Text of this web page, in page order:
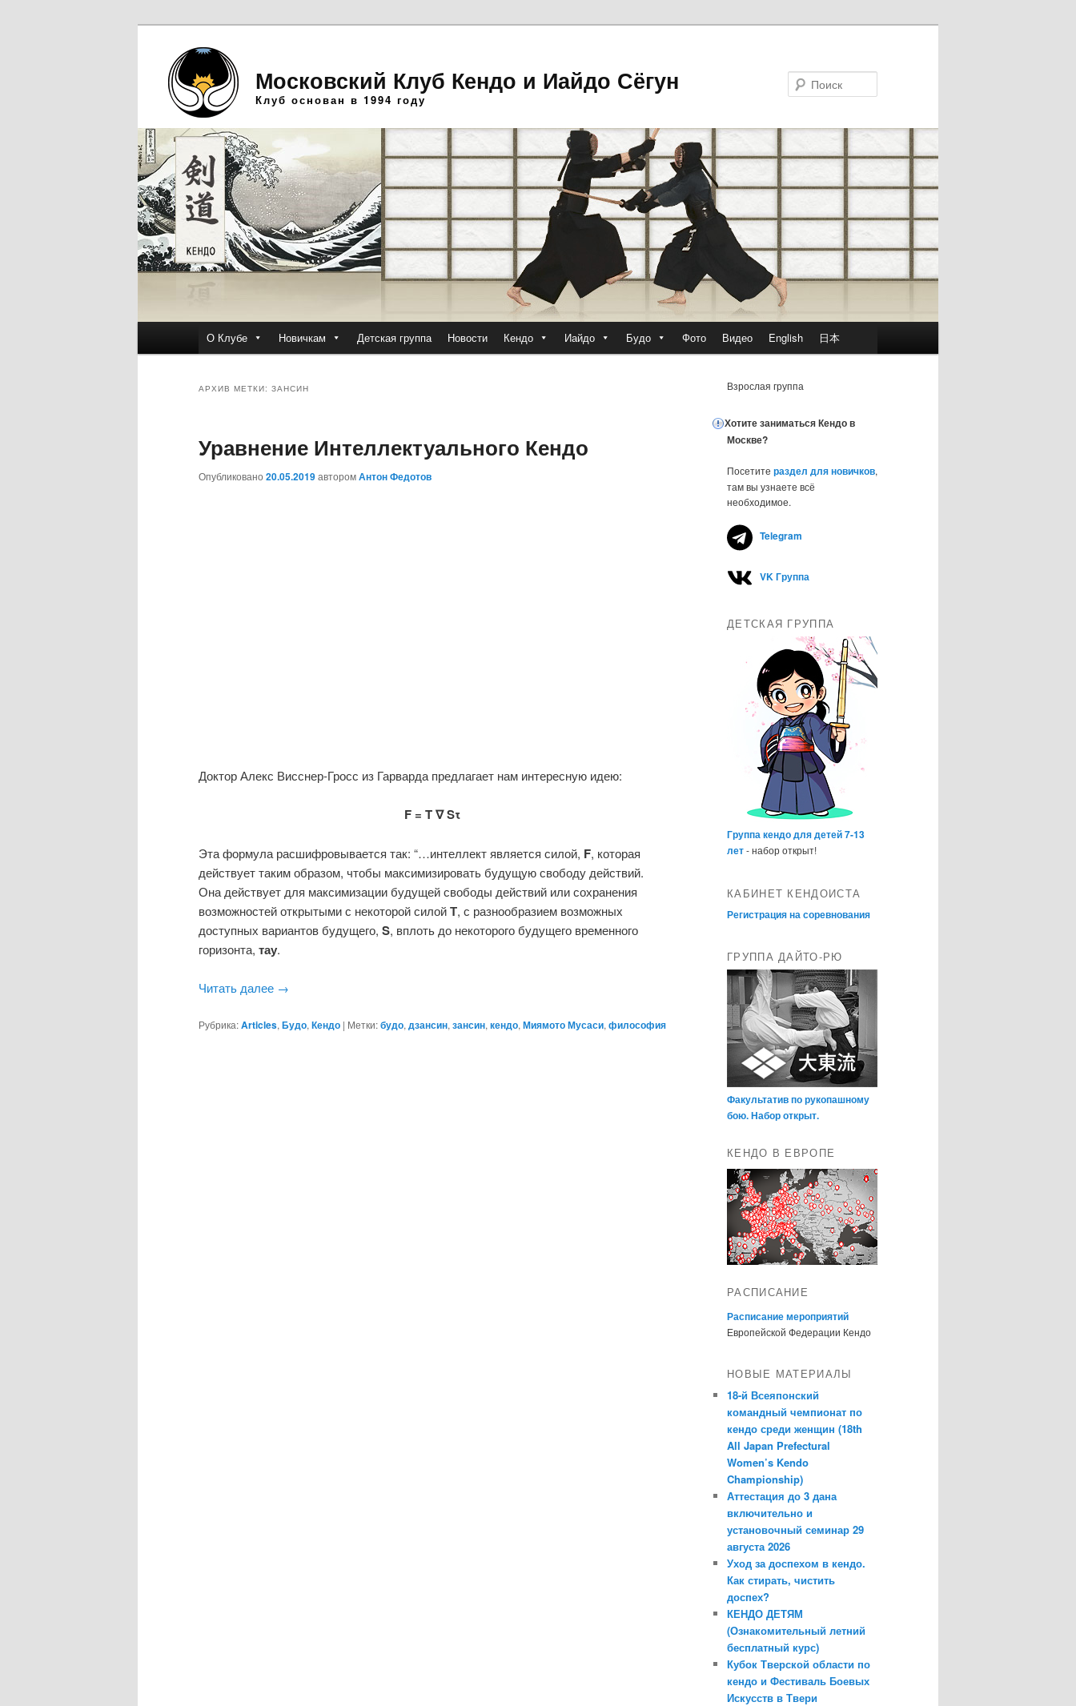
Московский Клуб Кендо и Иайдо Сёгун
Клуб основан в 1994 году
меню
Перейти
содержимому
Перейти
содержимому
О Клубе Новичкам Детская группа Новости Кендо Иайдо Будо Фото Видео English 日本
АРХИВ МЕТКИ: ЗАНСИН
Уравнение Интеллектуального Кендо
Опубликовано 20.05.2019авторомАнтон Федотов
Доктор Алекс Висснер-Гросс из Гарварда предлагает нам интересную идею:
F = T ∇ Sτ
Эта формула расшифровывается так: “…интеллект является силой, F, которая
действует таким образом, чтобы максимизировать будущую свободу действий.
Она действует для максимизации будущей свободы действий или сохранения
возможностей открытыми с некоторой силойТ, с разнообразием возможных
доступных вариантов будущего, S, вплоть до некоторого будущего временного
горизонта, тау.
Читать далее →
Рубрика:Articles, Будо, Кендо | Метки:будо, дзансин, зансин, кендо, Миямото Мусаси, философия
Взрослая группа
Хотите заниматься Кендо в
Москве?
Посетите раздел для новичков,
там вы узнаете всё
необходимое.
Telegram
VK Группа
ДЕТСКАЯ ГРУППА
Группа кендо для детей 7-13
лет- набор открыт!
КАБИНЕТ КЕНДОИСТА
Регистрация на соревнования
ГРУППА ДАЙТО-РЮ
Факультатив по рукопашному
бою. Набор открыт.
КЕНДО В ЕВРОПЕ
РАСПИСАНИЕ
Расписание мероприятий
Европейской Федерации Кендо
НОВЫЕ МАТЕРИАЛЫ
18-й Всеяпонский
командный чемпионат по
кендо среди женщин (18th
All Japan Prefectural
Women’s Kendo
Championship)
Аттестация до 3 дана
включительно и
установочный семинар 29
августа 2026
Уход за доспехом в кендо.
Как стирать, чистить
доспех?
КЕНДО ДЕТЯМ
(Ознакомительный летний
бесплатный курс)
Кубок Тверской области по
кендо и Фестиваль Боевых
Искусств в Твери